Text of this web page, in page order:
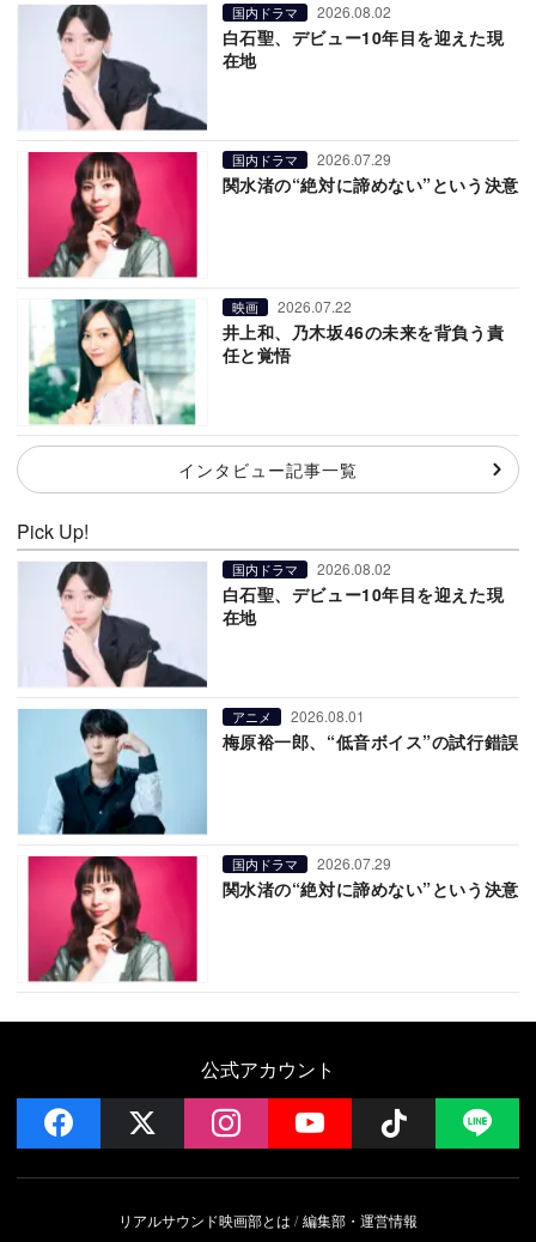
国内ドラマ 2026.08.02
白石聖、デビュー10年目を迎えた現
在地
国内ドラマ 2026.07.29
関水渚の“絶対に諦めない”という決意
映画 2026.07.22
井上和、乃木坂46の未来を背負う責
任と覚悟
インタビュー記事一覧
Pick Up!
国内ドラマ 2026.08.02
白石聖、デビュー10年目を迎えた現
在地
アニメ 2026.08.01
梅原裕一郎、“低音ボイス”の試行錯誤
国内ドラマ 2026.07.29
関水渚の“絶対に諦めない”という決意
公式アカウント
facebook instagramYouTube Follow
リアルサウンド映画部とは 編集部・運営情報